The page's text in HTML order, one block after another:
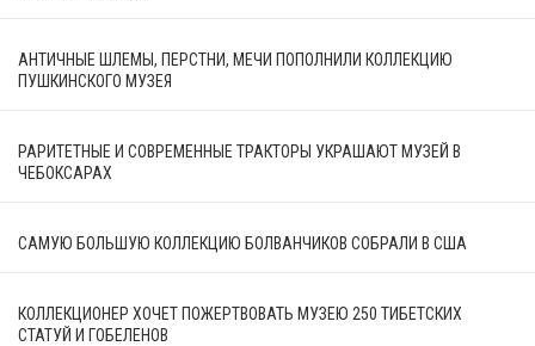
АНТИЧНЫЕ ШЛЕМЫ, ПЕРСТНИ, МЕЧИ ПОПОЛНИЛИ КОЛЛЕКЦИЮ
ПУШКИНСКОГО МУЗЕЯ
РАРИТЕТНЫЕ И СОВРЕМЕННЫЕ ТРАКТОРЫ УКРАШАЮТ МУЗЕЙ В
ЧЕБОКСАРАХ
САМУЮ БОЛЬШУЮ КОЛЛЕКЦИЮ БОЛВАНЧИКОВ СОБРАЛИ В США
КОЛЛЕКЦИОНЕР ХОЧЕТ ПОЖЕРТВОВАТЬ МУЗЕЮ 250 ТИБЕТСКИХ
СТАТУЙ И ГОБЕЛЕНОВ